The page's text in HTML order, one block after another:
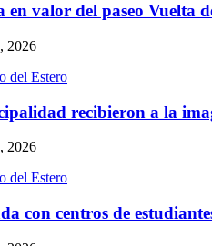
en valor del paseo Vuelta
2026
del Estero
recibieron a la
2026
del Estero
con centros de